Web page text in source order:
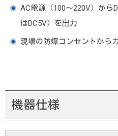
AC電源（100～220V）から
はDC5V）を出力
現場の防爆コンセントから
機器仕様